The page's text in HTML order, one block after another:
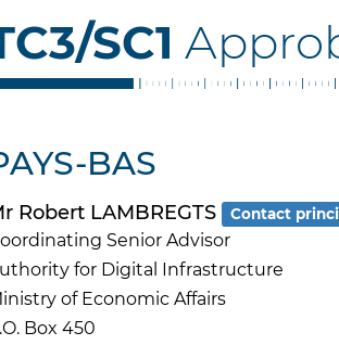
SC1
BAS
Robert LAMBREGTS Contact
Senior Advisor
for Digital Infrastructure
of Economic Affairs
Box 450